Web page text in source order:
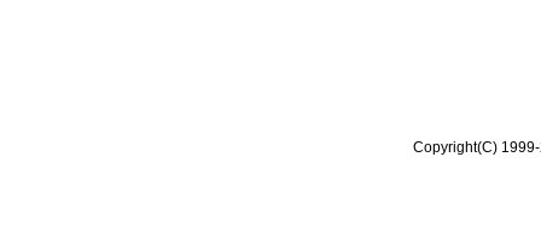
Copyright(C)